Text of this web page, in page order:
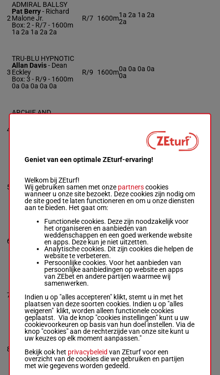
2
ADMIRAL BALLSY
Pat Berry- Richard
Malone Jr.
Box: 2 - R/7 - 1600m
1a 2a 1a 2a 2a
R/7 1600m1a 2a 1a 2a
2a
3
TRU-BLU HYPNOTIC
Allan Davis- Dean
Eckley
Box: 3 - R/9 - 1600m
0a 0a 0a 0a 0a
R/9 1600m0a 0a 0a 0a
0a
4
ARCHIE AND
5
Todd Mccarthy-Eli
Scott Jr
Box: 5 -R/13 - 1600m
4a 1a 1a 2a 0a
R/131600m 4a 1a 1a 2a
0a
6
SOLID GOLD N
Tim Tetrick-Chuck
Crissman Jr
R/9 - 1600m
5a (21) 3a 1a 1a 1a
R/9 1600m 5a (21) 3a
1a 1a 1a
7
ABERDEEN HANOVER
Corey Callahan-
Crissy Crissman-Bier
Box: 7 -R/11 - 1600m
2a 4a 4a 3a 1a
R/111600m1a
8
SUN OF A SHOW
Jason Lynch-Tee
Wine
Box: 8 -R/10 - 1600m
0a 0a 1a 0a 0a
R/101600m0a
Geniet van een optimale ZEturf-ervaring!
Welkom bij ZEturf!
Wij gebruiken samen met onze partnerscookies
wanneer u onze site bezoekt. Deze cookies zijn nodig om
de site goed te laten functioneren en om u onze diensten
aan te bieden. Het gaat om:
Functionele cookies. Deze zijn noodzakelijk voor
het organiseren en aanbieden van
weddenschappen en een goed werkende website
en apps. Deze kun je niet uitzetten.
Analytische cookies. Dit zijn cookies die helpen de
website te verbeteren.
Persoonlijke cookies. Voor het aanbieden van
persoonlijke aanbiedingen op website en apps
van ZEbet en andere partijen waarmee wij
samenwerken.
Indien u op "alles accepteren" klikt, stemt u in met het
plaatsen van deze soorten cookies. Indien u op "alles
weigeren" klikt, worden alleen functionele cookies
geplaatst. Via de knop "cookies instellingen" kunt u uw
cookievoorkeuren op basis van hun doel instellen. Via de
knop "cookies" aan de rechterzijde van onze site kunt u
uw keuzes op elk moment aanpassen."
Bekijk ook het privacybeleid van ZEturf voor een
overzicht van de cookies die we gebruiken en partijen
met wie gegevens worden gedeeld.